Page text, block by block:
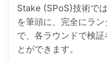
Stake (SPoS)技術で
を筆頭に、完全にラ
で、各ラウンドで検
とができます。